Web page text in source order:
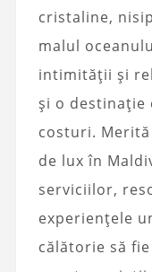
cristaline,
malul
intimității și
și o destinație
costuri. Merită
de lux în
serviciilor,
experiențele
călătorie să